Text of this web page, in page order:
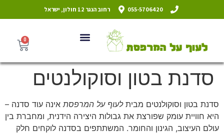
055-5706420 רחוב הנגר 12 חולון, ישראל
0
סדנת בטון וסוקולנטים
סדנת בטון וסוקולנטים מביתלעוף על המרפסתאינה עוד סדנה –
היא חוויית עומק שפורצת את גבולות היצירה הידנית, ומחברת בין
עולם העיצוב, הגינון והחומר. המשתתפים בסדנה לוקחים חלק